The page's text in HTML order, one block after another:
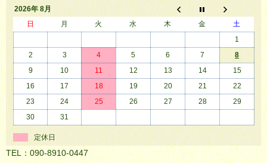
2026年 8月
日
月 火 水 木 金
土
1
2
3 4 5 6 7
8
9
10 11 12 13 14
15
16
17 18 19 20 21
22
23
24 25 26 27 28
29
30
31
定休日
TEL：090-8910-0447